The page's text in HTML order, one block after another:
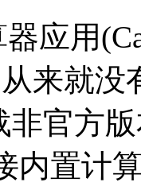
用
来就
非官方
内置计